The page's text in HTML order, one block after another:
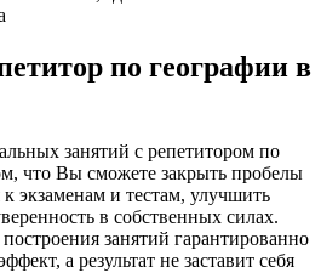
по географии в
занятий с репетитором по
что Вы сможете закрыть пробелы
экзаменам и тестам, улучшить
в собственных силах.
занятий гарантированно
а результат не заставит себя